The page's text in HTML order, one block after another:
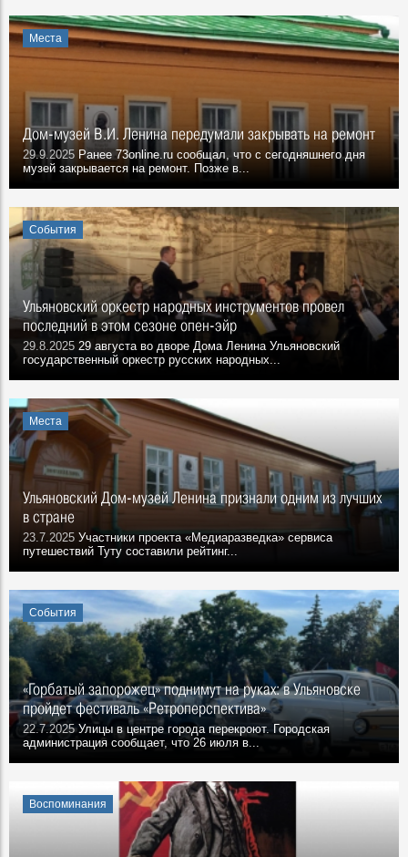
Места
Дом-музей В.И. Ленина передумали закрывать на ремонт
29.9.2025 Ранее 73online.ru сообщал, что с сегодняшнего дня
музей закрывается на ремонт. Позже в...
События
Ульяновский оркестр народных инструментов провел
последний в этом сезоне опен-эйр
29.8.2025 29 августа во дворе Дома Ленина Ульяновский
государственный оркестр русских народных...
Места
Ульяновский Дом-музей Ленина признали одним из лучших
в стране
23.7.2025 Участники проекта «Медиаразведка» сервиса
путешествий Туту составили рейтинг...
События
«Горбатый запорожец» поднимут на руках: в Ульяновске
пройдет фестиваль «Ретроперспектива»
22.7.2025Улицы в центре города перекроют. Городская
администрация сообщает, что 26 июля в...
Воспоминания